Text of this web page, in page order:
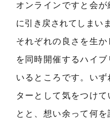
オンラインですと会
に引き戻されてしまい
それぞれの良さを生
を同時開催するハイ
いるところです。い
ターとして気をつけ
とと、想い余って何